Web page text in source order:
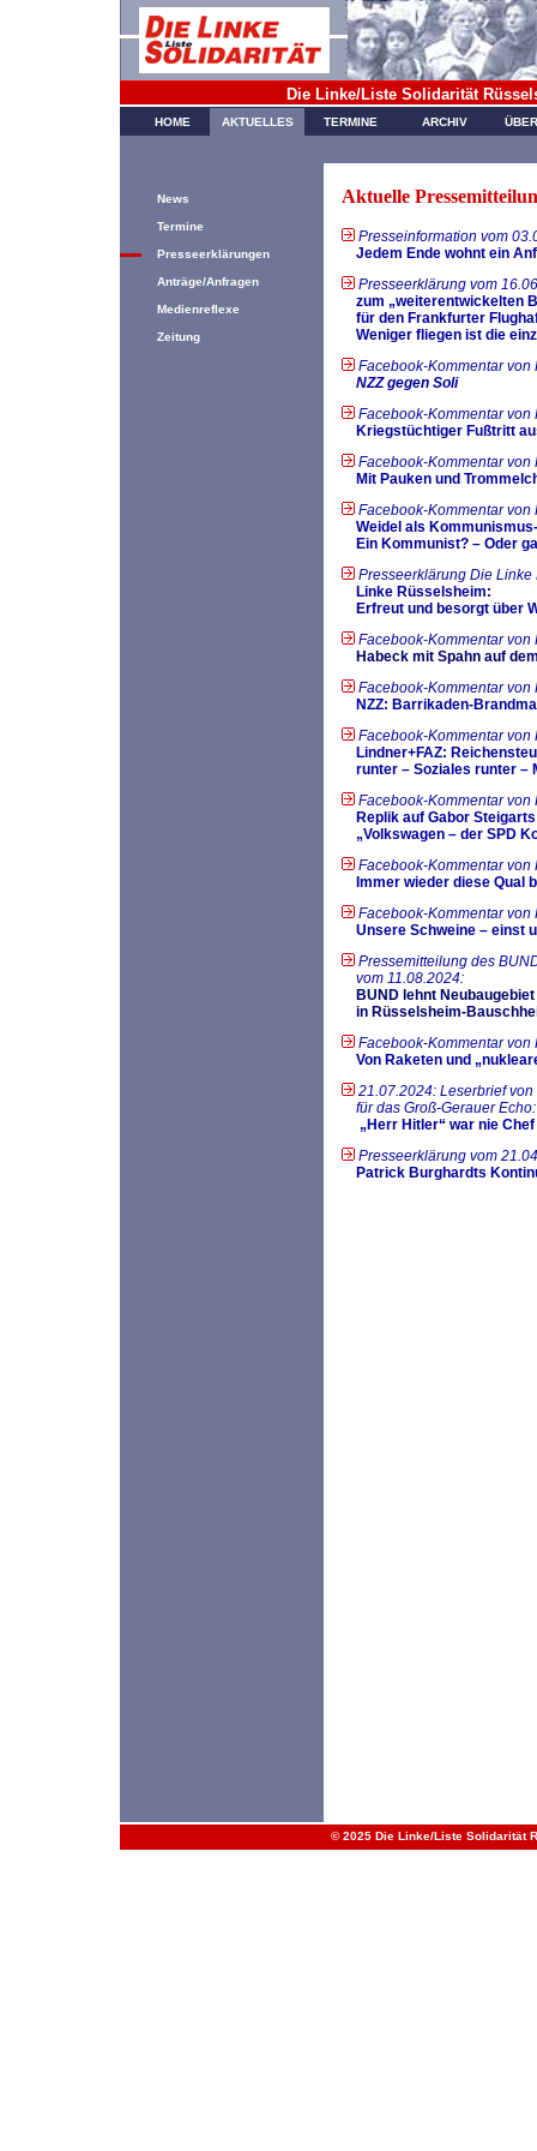
Die Linke/Liste Solidarität
HOME AKTUELLES TERMINE ARCHIV
News
Termine
Presseerklärungen
Anträge/Anfragen
Medienreflexe
Zeitung
Aktuelle
Presseinformation vom
Jedem Ende wohnt ein
Presseerklärung vom
zum „weiterentwickelten
für den Frankfurter
Weniger fliegen ist die
Facebook-Kommentar
NZZ gegen Soli
Facebook-Kommentar von
Kriegstüchtiger Fußtritt
Facebook-Kommentar von
Mit Pauken und
Facebook-Kommentar von
Weidel als
Ein Kommunist? – Oder
Presseerklärung Die
Linke Rüsselsheim:
Erfreut und besorgt über
Facebook-Kommentar von
Habeck mit Spahn auf
Facebook-Kommentar
NZZ: Barrikaden-
Facebook-Kommentar
Lindner+FAZ:
runter – Soziales runter –
Facebook-Kommentar von
Replik auf Gabor
„Volkswagen – der SPD
Facebook-Kommentar
Immer wieder diese Qual
Facebook-Kommentar von
Unsere Schweine – einst
Pressemitteilung des
vom 11.08.2024:
BUND lehnt
in Rüsselsheim-
Facebook-Kommentar von
Von Raketen und
21.07.2024: Leserbrief
für das Groß-Gerauer
„Herr Hitler“ war nie
Presseerklärung vom
Patrick Burghardts
© 2025 Die Linke/Liste Solidarität